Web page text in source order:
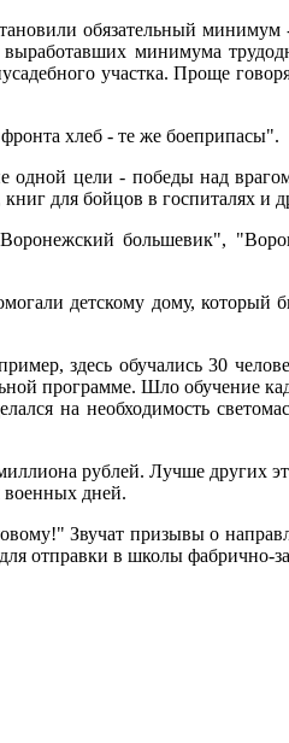
обязательный
минимума
участка. Проще
хлеб - те же боеприпасы".
цели - победы над
для бойцов в госпиталях и
большевик",
детскому дому, который
здесь обучались 30
программе. Шло обучение
на необходимость
рублей. Лучше других
военных дней.
Звучат призывы о
отправки в школы фабрично-